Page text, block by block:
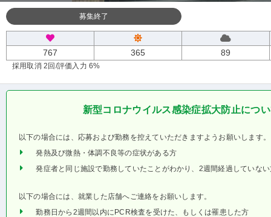
募集終了
767 365 89
採用取消 2回 /評価入力 6%
新型コロナウイルス感染症拡大防止につ
以下の場合には、応募および勤務を控えていただきますようお願いします。
発熱及び微熱・体調不良等の症状がある方
発症者と同じ施設で勤務していたことがわかり、2週間経過していな
以下の場合には、就業した店舗へご連絡をお願いします。
勤務日から2週間以内にPCR検査を受けた、もしくは罹患した方